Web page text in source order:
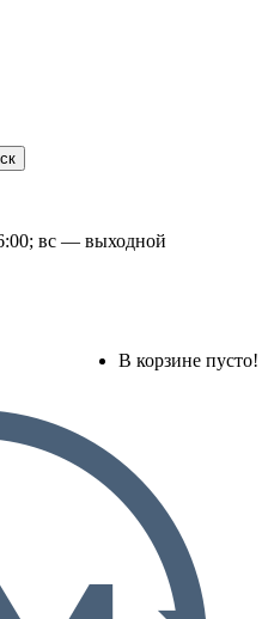
вс — выходной
В корзине пусто!